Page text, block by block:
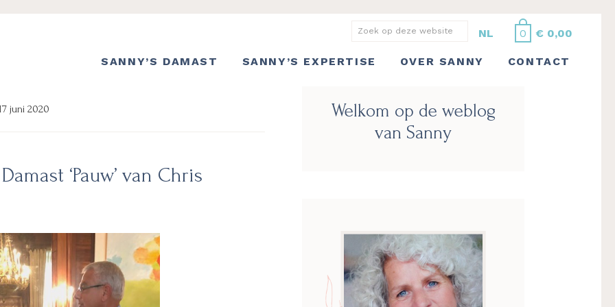
0 € 0,00
Zoek
deze
NL
SANNY’S DAMAST SANNY’S EXPERTISE OVER SANNY CONTACT
‘Pauw’ van Chris
juni 2020
Sidebar
Welkom op de weblog
van Sanny